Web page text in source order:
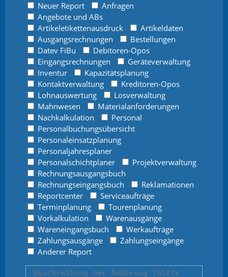
Neuer Report
Anfragen
Angebote und ABs
Artikeletikettenausdruck
Artikeldaten
Ausgangsrechnungen
Bestellungen
Datev FiBu
Debitoren-Opos
Eingangsrechnungen
Geräteverwaltung
Inventur
Kapazitätsplanung
Kontaktverwaltung
Kreditoren-Opos
Lohnauswertung
Losverwaltung
Mahnwesen
Materialanforderungen
Nachkalkulation
Personal
Personalbuchungsübersicht
Personaleinsatzplanung
Personaljahresplaner
Personalschichtplaner
Projektverwaltung
Rechnungsausgangsbuch
Rechnungseingangsbuch
Reklamationen
Reportcenter
Serviceaufträge
Terminplanung
Tourenplanung
Vorkalkulation
Warenausgänge
Wareneingangsbuch
Werkaufträge
Zahlungsausgänge
Zahlungseingänge
Anderer Report